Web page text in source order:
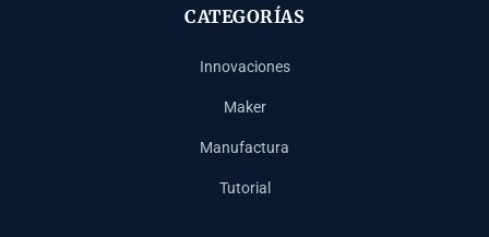
CATEGORÍAS
Innovaciones
Maker
Manufactura
Tutorial